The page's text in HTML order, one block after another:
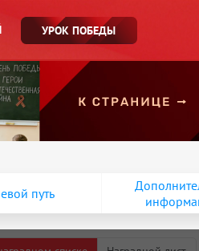
УРОК ПОБЕДЫ
путь